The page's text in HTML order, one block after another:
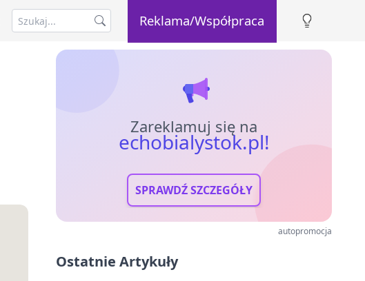
Reklama/Współpraca
Zareklamuj się na
echobialystok.pl!
SPRAWDŹ SZCZEGÓŁY
autopromocja
Ostatnie Artykuły